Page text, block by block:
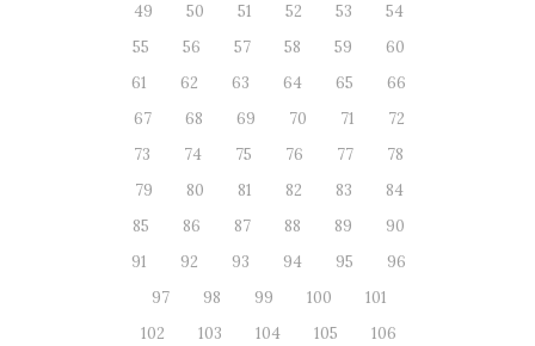
49
50 51 52 53
54
55
56 57 58 59
60
61
62 63 64 65
66
67
68 69 70 71
72
73
74 75 76 77
78
79
80 81 82 83
84
85
86 87 88 89
90
91
92 93 94 95
96
97
98 99 100
101
102
103 104 105
106